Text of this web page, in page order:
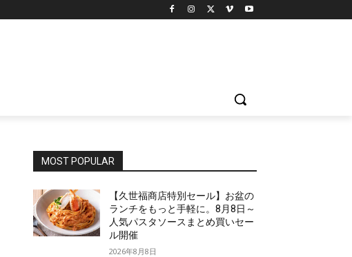
MOST POPULAR
【久世福商店特別セール】お盆の
ランチをもっと手軽に。8月8日～
人気パスタソースまとめ買いセー
ル開催
2026年8月8日